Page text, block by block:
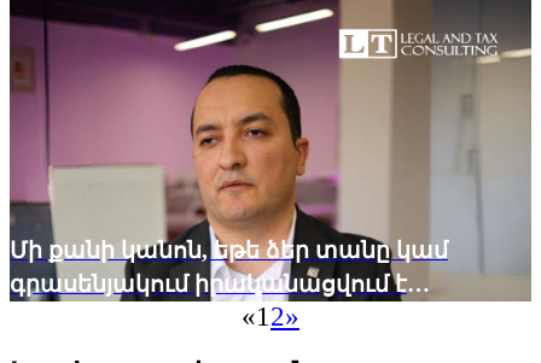
Մի քանի կանոն, եթե ձեր տանը կամ
գրասենյակում իրականացվում է
«1 2»